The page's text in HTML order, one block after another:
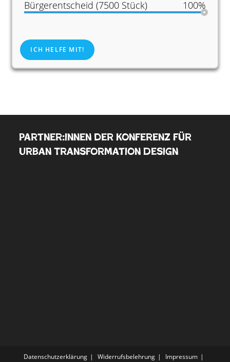
Bürgerentscheid (7500 Stück) 100%
ICH HELFE MIT!
Partner:innen der Konferenz für
Urban Transformation Design
Datenschutzerklärung Widerrufsbelehrung
Impressum